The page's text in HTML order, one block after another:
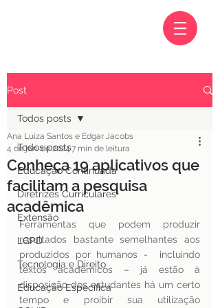
Post
Todos posts
Educação Continuada
Diretrizes Curriculares
Extensão
LGPD
Tecnologia e Direito
Educação Específica
Todos posts
Conheça 19 aplicativos que
facilitam a pesquisa
acadêmica
Ana Luiza Santos e Edgar Jacobs
4 de jan. de 20247 min de leitura
Ferramentas que podem produzir
resultados bastante semelhantes aos
produzidos por humanos -  incluindo
textos acadêmicos – já estão à
disposição dos estudantes há um certo
tempo e proibir sua utilização